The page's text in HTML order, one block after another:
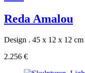
Reda Amalou
Design . 45 x 12 x 12 cm
2.256 €